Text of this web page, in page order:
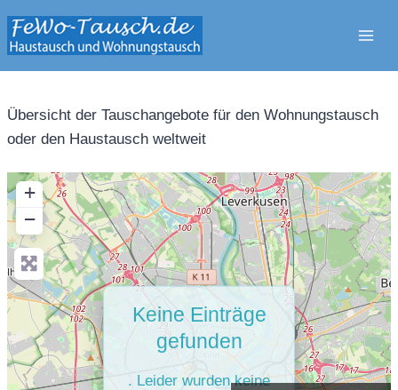
Inhalt
springen
Übersicht der Tauschangebote für den Wohnungstausch
oder den Haustausch weltweit
+
−
Keine Einträge
gefunden
. Leider wurden keine